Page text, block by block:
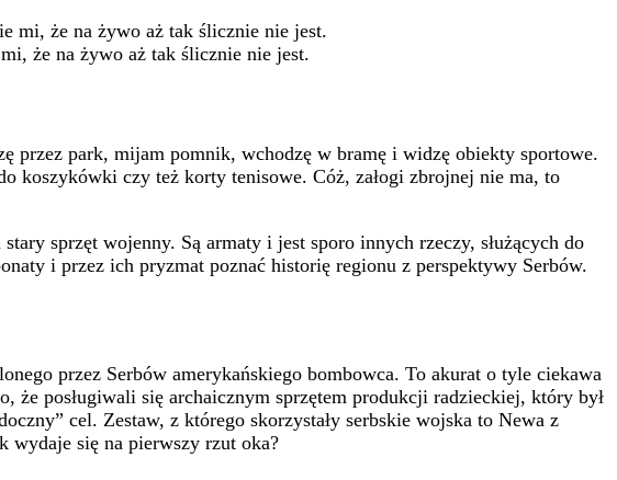
że na żywo aż tak ślicznie nie jest.
przez park, mijam pomnik, wchodzę w bramę i widzę obiekty sportowe.
koszykówki czy też korty tenisowe. Cóż, załogi zbrojnej nie ma, to
sprzęt wojenny. Są armaty i jest sporo innych rzeczy, służących do
i przez ich pryzmat poznać historię regionu z perspektywy Serbów.
przez Serbów amerykańskiego bombowca. To akurat o tyle ciekawa
posługiwali się archaicznym sprzętem produkcji radzieckiej, który był
cel. Zestaw, z którego skorzystały serbskie wojska to Newa z
wydaje się na pierwszy rzut oka?